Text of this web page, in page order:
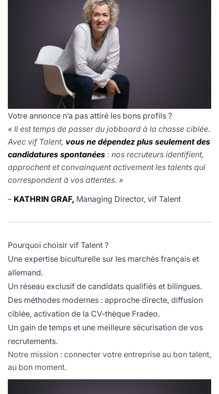
Votre annonce n’a pas attiré les bons profils ?
« Il est temps de passer du jobboard à la chasse ciblée.
Avec vif Talent, vous ne dépendez plus seulement des
candidatures spontanées : nos recruteurs identifient,
approchent et convainquent activement les talents qui
correspondent à vos attentes. »
– KATHRIN GRAF, Managing Director, vif Talent
Pourquoi choisir vif Talent ?
Une expertise biculturelle sur les marchés français et
allemand.
Un réseau exclusif de candidats qualifiés et bilingues.
Des méthodes modernes : approche directe, diffusion
ciblée, activation de la CV-thèque Fradeo.
Un gain de temps et une meilleure sécurisation de vos
recrutements.
Notre mission : connecter votre entreprise au bon talent,
au bon moment.